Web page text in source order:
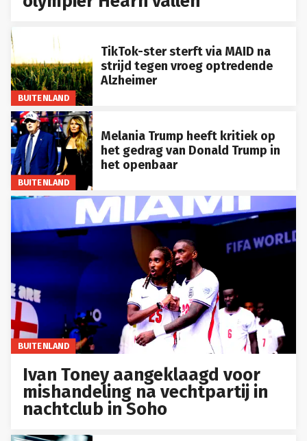
BUITENLAND
TikTok-ster sterft via MAID na
strijd tegen vroeg optredende
Alzheimer
BUITENLAND
Melania Trump heeft kritiek op
het gedrag van Donald Trump in
het openbaar
BUITENLAND
Ivan Toney aangeklaagd voor
mishandeling na vechtpartij in
nachtclub in Soho